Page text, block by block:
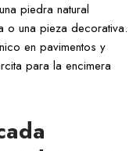
piedra natural
o una pieza decorativa.
en pavimentos y
para la encimera